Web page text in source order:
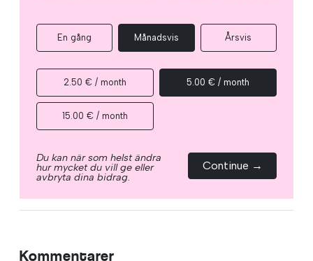
En gång Månadsvis Årsvis
2.50 € / month 5.00 € / month
15.00 € / month
Du kan när som helst ändra
hur mycket du vill ge eller
avbryta dina bidrag.
Continue →
Kommentarer